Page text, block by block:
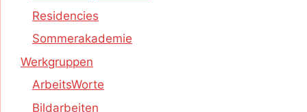
Residencies
Sommerakademie
Werkgruppen
ArbeitsWorte
Bildarbeiten